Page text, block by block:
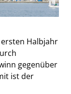
ersten Halbjahr
gegenüber
ist der